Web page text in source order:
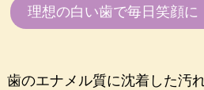
理想の白い歯で毎日笑顔に
歯のエナメル質に沈着した汚